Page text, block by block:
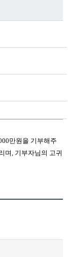
만원을 기부해주
며, 기부자님의 고귀